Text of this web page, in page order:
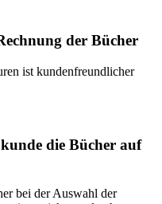
der Bücher
ist kundenfreundlicher
die Bücher auf
bei der Auswahl der